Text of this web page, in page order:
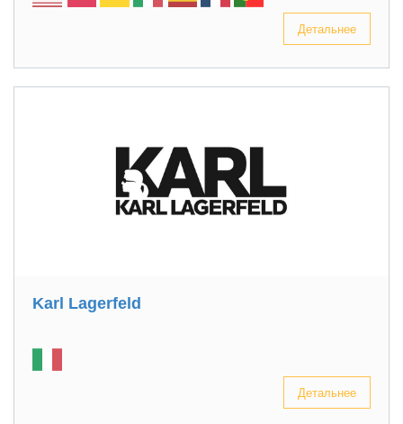
Детальнее
Karl Lagerfeld
Детальнее